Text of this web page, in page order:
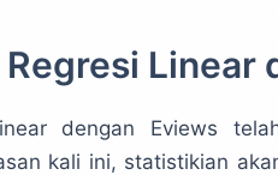
Linear
dengan Eviews
kali ini, statistikian